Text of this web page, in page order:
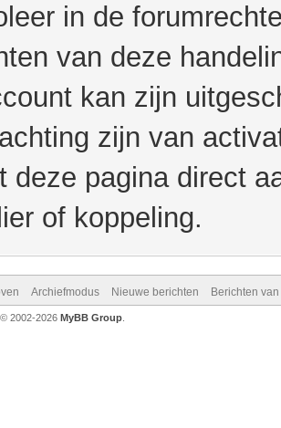
in de
van deze
kan zijn
zijn van
deze pagina direct
of koppeling.
Archiefmodus Nieuwe berichten Berichten
, © 2002-2026 MyBB Group